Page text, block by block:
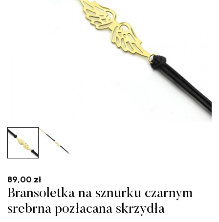
89,00 zł
Bransoletka na sznurku czarnym
srebrna pozłacana skrzydła